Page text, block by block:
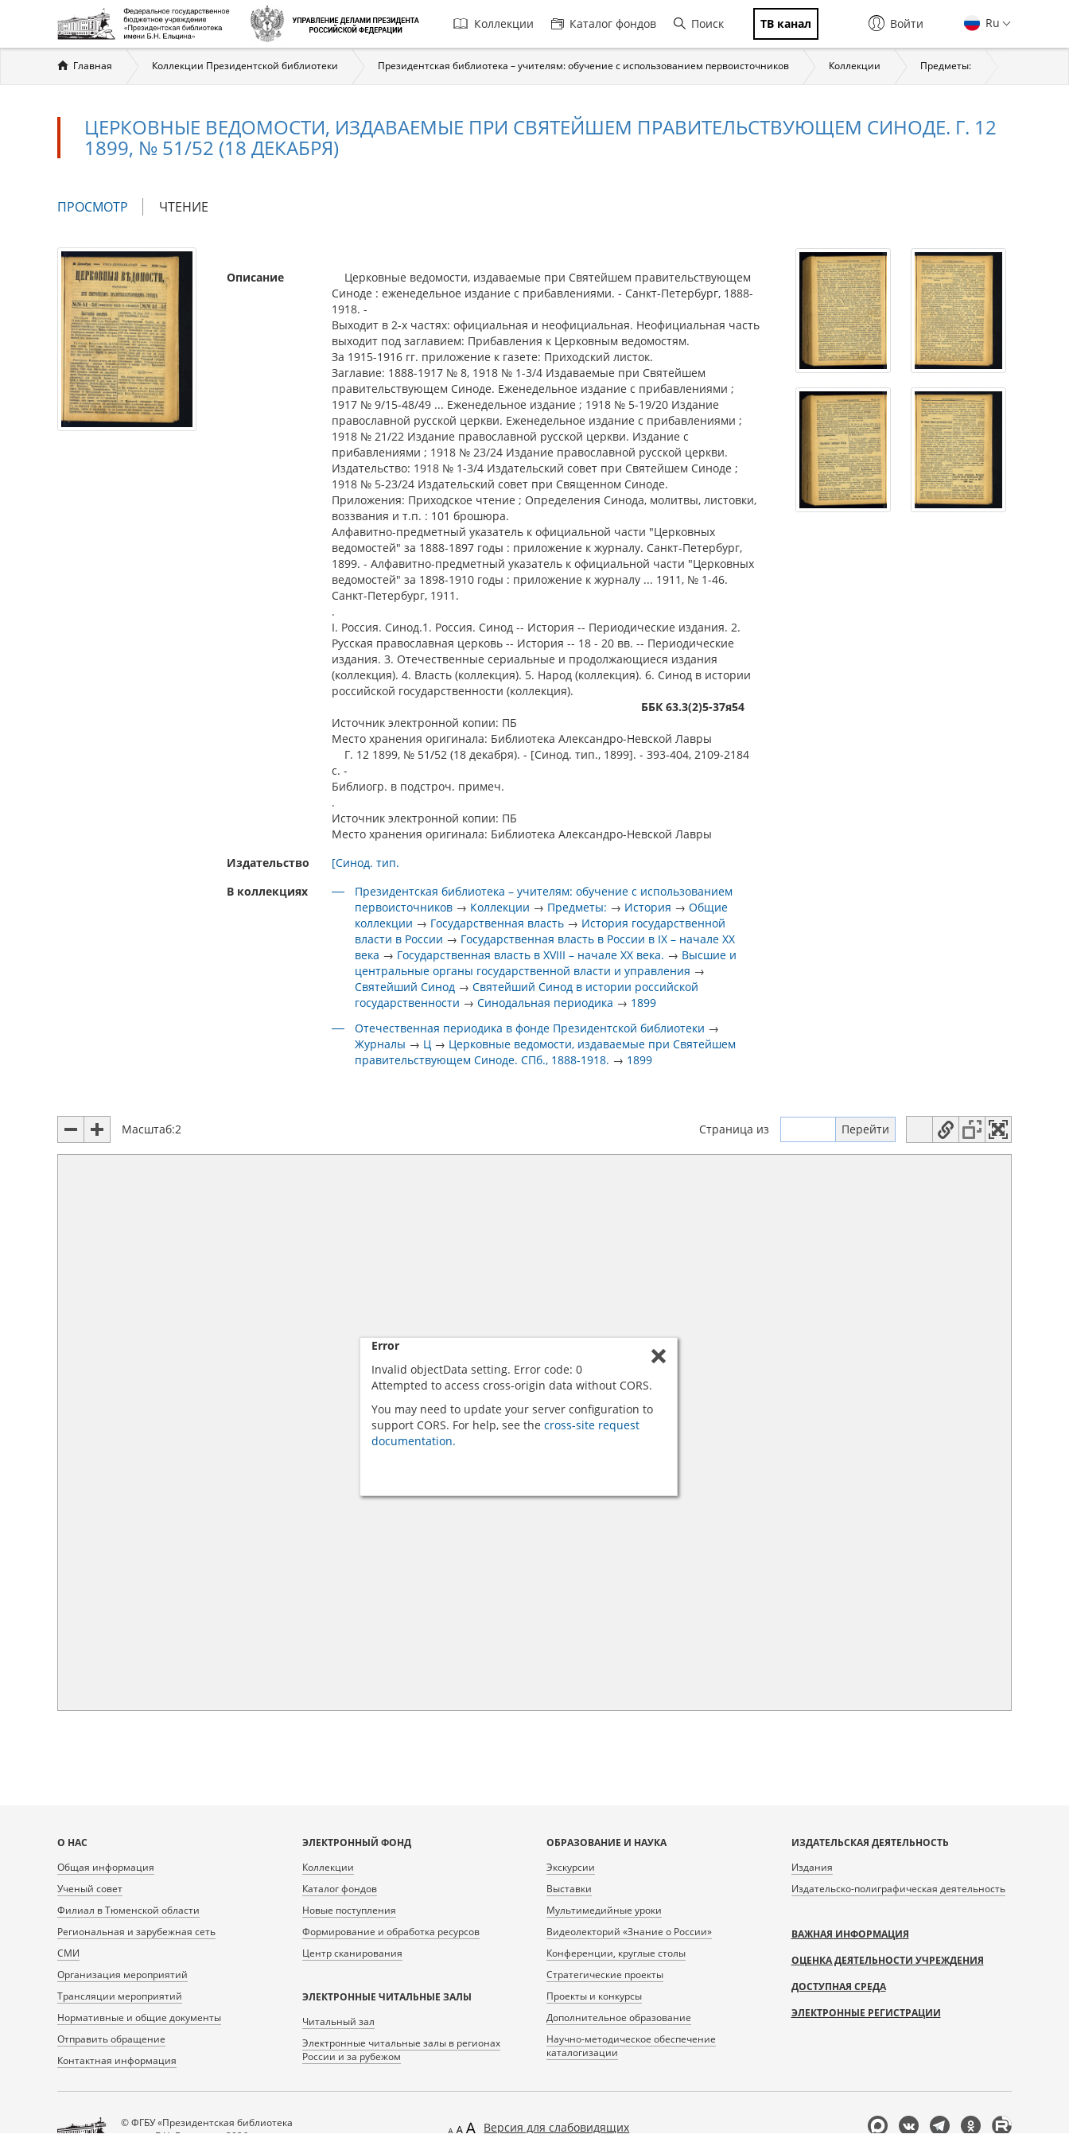
Главная
навигация
Коллекции Каталог фондов Поиск ТВ канал Ru
Войти
Вы
здесь
Главная Коллекции Президентской библиотеки Президентская библиотека – учителям: обучение с использованием первоисточников Коллекции Предметы:
ЦЕРКОВНЫЕ ВЕДОМОСТИ, ИЗДАВАЕМЫЕ ПРИ СВЯТЕЙШЕМ ПРАВИТЕЛЬСТВУЮЩЕМ СИНОДЕ. Г. 12
1899, № 51/52 (18 ДЕКАБРЯ)
Главные
ПРОСМОТР (АКТИВНАЯ
ЧТЕНИЕ
Описание
Церковные ведомости, издаваемые при Святейшем правительствующем
Синоде : еженедельное издание с прибавлениями. - Санкт-Петербург, 1888-
1918. -
Выходит в 2-х частях: официальная и неофициальная. Неофициальная часть
выходит под заглавием: Прибавления к Церковным ведомостям.
За 1915-1916 гг. приложение к газете: Приходский листок.
Заглавие: 1888-1917 № 8, 1918 № 1-3/4 Издаваемые при Святейшем
правительствующем Синоде. Еженедельное издание с прибавлениями ;
1917 № 9/15-48/49 ... Еженедельное издание ; 1918 № 5-19/20 Издание
православной русской церкви. Еженедельное издание с прибавлениями ;
1918 № 21/22 Издание православной русской церкви. Издание с
прибавлениями ; 1918 № 23/24 Издание православной русской церкви.
Издательство: 1918 № 1-3/4 Издательский совет при Святейшем Синоде ;
1918 № 5-23/24 Издательский совет при Священном Синоде.
Приложения: Приходское чтение ; Определения Синода, молитвы, листовки,
воззвания и т.п. : 101 брошюра.
Алфавитно-предметный указатель к официальной части "Церковных
ведомостей" за 1888-1897 годы : приложение к журналу. Санкт-Петербург,
1899. - Алфавитно-предметный указатель к официальной части "Церковных
ведомостей" за 1898-1910 годы : приложение к журналу ... 1911, № 1-46.
Санкт-Петербург, 1911.
.
I. Россия. Синод.1. Россия. Синод -- История -- Периодические издания. 2.
Русская православная церковь -- История -- 18 - 20 вв. -- Периодические
издания. 3. Отечественные сериальные и продолжающиеся издания
(коллекция). 4. Власть (коллекция). 5. Народ (коллекция). 6. Синод в истории
российской государственности (коллекция).
ББК 63.3(2)5-37я54
Источник электронной копии: ПБ
Место хранения оригинала: Библиотека Александро-Невской Лавры
Г. 12 1899, № 51/52 (18 декабря). - [Синод. тип., 1899]. - 393-404, 2109-2184
с. -
Библиогр. в подстроч. примеч.
.
Источник электронной копии: ПБ
Место хранения оригинала: Библиотека Александро-Невской Лавры
Издательство
[Синод. тип.
В коллекциях
Президентская библиотека – учителям: обучение с использованием
первоисточников → Коллекции → Предметы: → История →Общие
коллекции → Государственная власть → История государственной
власти в России → Государственная власть в России в IX – начале XX
века → Государственная власть в XVIII – начале XX века. → Высшие и
центральные органы государственной власти и управления →
Святейший Синод →Святейший Синод в истории российской
государственности →Синодальная периодика → 1899
Отечественная периодика в фонде Президентской библиотеки →
Журналы → Ц → Церковные ведомости, издаваемые при Святейшем
правительствующем Синоде. СПб., 1888-1918. → 1899
Масштаб:2 Страница из
Error
Invalid objectData setting. Error code: 0
Attempted to access cross-origin data without CORS.
You may need to update your server configuration to
support CORS. For help, see the cross-site request
documentation.
Карта
сайта
О НАС
Общая информация
Ученый совет
Филиал в Тюменской области
Региональная и зарубежная сеть
СМИ
Организация мероприятий
Трансляции мероприятий
Нормативные и общие документы
Отправить обращение
Контактная информация
ЭЛЕКТРОННЫЙ ФОНД
Коллекции
Каталог фондов
Новые поступления
Формирование и обработка ресурсов
Центр сканирования
ЭЛЕКТРОННЫЕ ЧИТАЛЬНЫЕ ЗАЛЫ
Читальный зал
Электронные читальные залы в регионах
России и за рубежом
ОБРАЗОВАНИЕ И НАУКА
Экскурсии
Выставки
Мультимедийные уроки
Видеолекторий «Знание о России»
Конференции, круглые столы
Стратегические проекты
Проекты и конкурсы
Дополнительное образование
Научно-методическое обеспечение
каталогизации
ИЗДАТЕЛЬСКАЯ ДЕЯТЕЛЬНОСТЬ
Издания
Издательско-полиграфическая деятельность
ВАЖНАЯ ИНФОРМАЦИЯ
ОЦЕНКА ДЕЯТЕЛЬНОСТИ УЧРЕЖДЕНИЯ
ДОСТУПНАЯ СРЕДА
ЭЛЕКТРОННЫЕ РЕГИСТРАЦИИ
© ФГБУ «Президентская библиотека
Версия для слабовидящих